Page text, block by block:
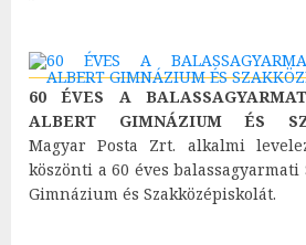
60 ÉVES A
ALBERT GIMNÁZIUM ÉS
Magyar Posta Zrt. alkalmi
köszönti a 60 éves
Gimnázium és Szakközépiskolát.